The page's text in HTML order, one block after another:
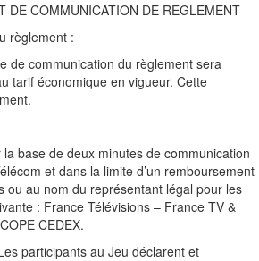
DE COMMUNICATION DE REGLEMENT
règlement :
de communication du règlement sera
tarif économique en vigueur. Cette
base de deux minutes de communication
et dans la limite d’un remboursement
ou au nom du représentant légal pour les
: France Télévisions – France TV &
CEDEX.
participants au Jeu déclarent et